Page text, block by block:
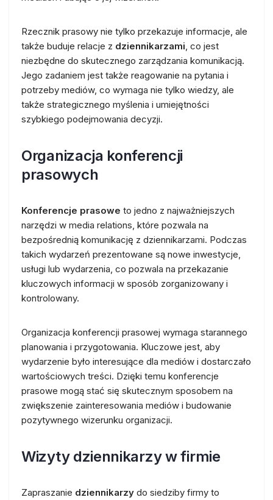
Rzecznik prasowy nie tylko przekazuje informacje, ale
także buduje relacje z dziennikarzami, co jest
niezbędne do skutecznego zarządzania komunikacją.
Jego zadaniem jest także reagowanie na pytania i
potrzeby mediów, co wymaga nie tylko wiedzy, ale
także strategicznego myślenia i umiejętności
szybkiego podejmowania decyzji.
Organizacja konferencji
prasowych
Konferencje prasowe to jedno z najważniejszych
narzędzi w media relations, które pozwala na
bezpośrednią komunikację z dziennikarzami. Podczas
takich wydarzeń prezentowane są nowe inwestycje,
usługi lub wydarzenia, co pozwala na przekazanie
kluczowych informacji w sposób zorganizowany i
kontrolowany.
Organizacja konferencji prasowej wymaga starannego
planowania i przygotowania. Kluczowe jest, aby
wydarzenie było interesujące dla mediów i dostarczało
wartościowych treści. Dzięki temu konferencje
prasowe mogą stać się skutecznym sposobem na
zwiększenie zainteresowania mediów i budowanie
pozytywnego wizerunku organizacji.
Wizyty dziennikarzy w firmie
Zapraszanie dziennikarzy do siedziby firmy to